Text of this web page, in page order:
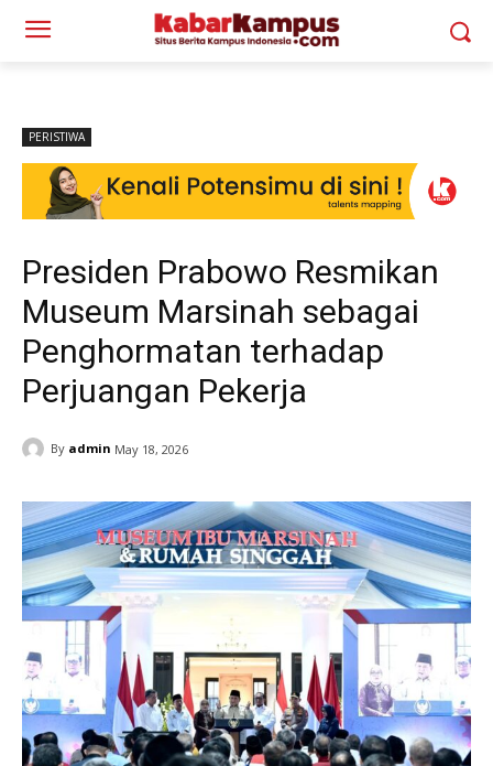
PERISTIWA
Presiden Prabowo Resmikan
Museum Marsinah sebagai
Penghormatan terhadap
Perjuangan Pekerja
By admin May 18, 2026